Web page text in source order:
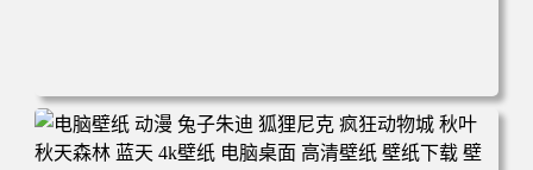
电脑壁纸 动漫 紫灵 冰清玉洁《凡人修仙传》4k壁纸 3840x2
160 电脑桌面 高清壁纸 壁纸下载 壁纸大全